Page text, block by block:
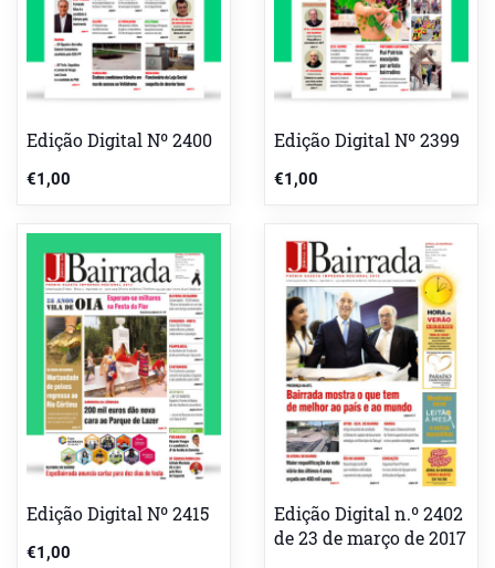
Edição Digital Nº 2400
€1,00
Edição Digital Nº 2399
€1,00
Edição Digital Nº 2415
€1,00
Edição Digital n.º 2402
de 23 de março de 2017